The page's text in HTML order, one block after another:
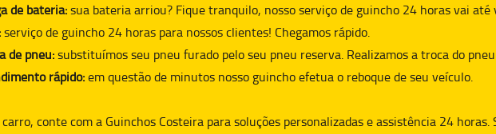
de bateria:sua bateria arriou? Fique tranquilo, nosso serviço de guincho 24 horas vai até
serviço de guincho 24 horas para nossos clientes! Chegamos rápido.
de pneu:substituímos seu pneu furado pelo seu pneu reserva. Realizamos a troca do
rápido:em questão de minutos nosso guincho efetua o reboque de seu veículo.
conte com a Guinchos Costeira para soluções personalizadas e assistência 24